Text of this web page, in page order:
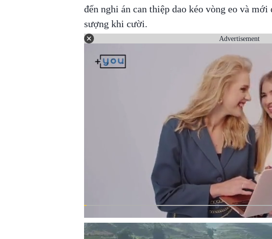
đến nghi án can thiệp dao kéo vòng eo và
sượng khi cười.
Advertisement